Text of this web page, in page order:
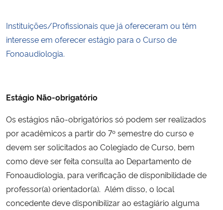
Secretaria de Governo
Banco Central do Brasil
Planalto
Instituições/Profissionais que já ofereceram ou têm
interesse em oferecer estágio para o Curso de
Fonoaudiologia.
Estágio Não-obrigatório
Os estágios não-obrigatórios só podem ser realizados
por acadêmicos a partir do 7º semestre do curso e
devem ser solicitados ao Colegiado de Curso, bem
como deve ser feita consulta ao Departamento de
Fonoaudiologia, para verificação de disponibilidade de
professor(a) orientador(a). Além disso, o local
concedente deve disponibilizar ao estagiário alguma